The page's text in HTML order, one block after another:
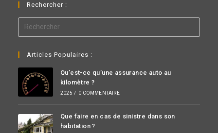
Rechercher :
Articles Populaires :
Qu’est-ce qu’une assurance auto au
kilomètre ?
2025 / 0 COMMENTAIRE
Que faire en cas de sinistre dans son
habitation ?